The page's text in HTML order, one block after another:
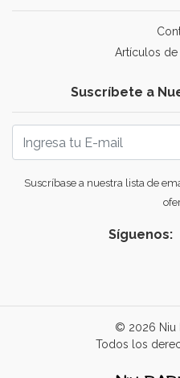
Artículos de
Suscríbete a
Suscríbase a nuestra lista de
Síguenos:
© 2026 Niu
Todos los